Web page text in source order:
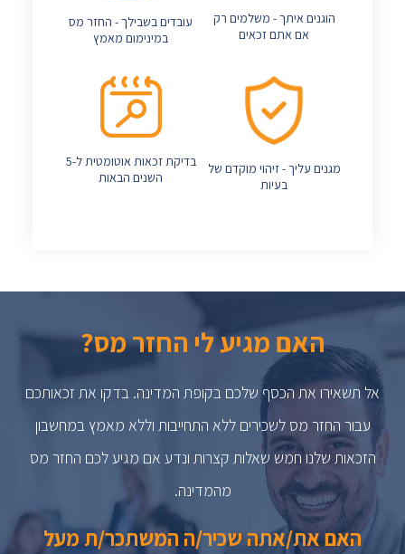
הוגנים איתך - משלמים רק
אם אתם זכאים
עובדים בשבילך - החזר מס
במינימום מאמץ
מגנים עליך - זיהוי מוקדם של
בעיות
בדיקת זכאות אוטומטית ל-5
השנים הבאות
האם מגיע לי החזר מס?
אל תשאירו את הכסף שלכם בקופת המדינה. בדקו את זכאותכם
עבור החזר מס לשכירים ללא התחייבות וללא מאמץ במחשבון
הזכאות שלנו חמש שאלות קצרות ונדע אם מגיע לכם החזר מס
מהמדינה.
האם את/אתה שכיר/ה המשתכר/ת מעל